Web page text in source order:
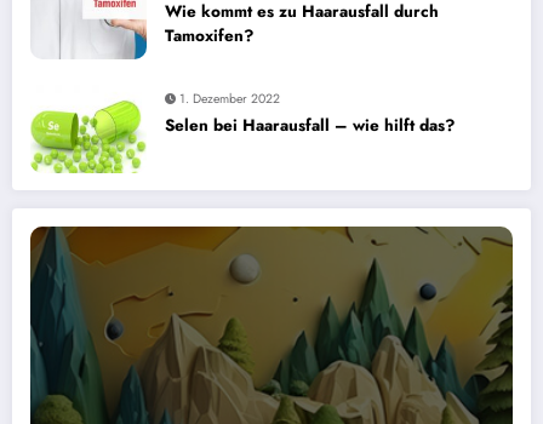
Wie kommt es zu Haarausfall durch
Tamoxifen?
1. Dezember 2022
Selen bei Haarausfall – wie hilft das?